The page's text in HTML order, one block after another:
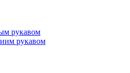
рукавом
рукавом